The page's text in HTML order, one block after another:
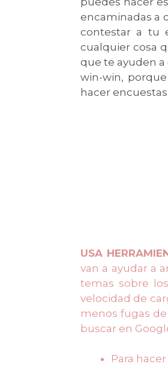
encaminadas a
contestar a tu
cualquier cosa
que te ayuden a
win-win,
hacer
USA
van a ayudar a
temas sobre
velocidad de
menos fugas
buscar en
Para hacer